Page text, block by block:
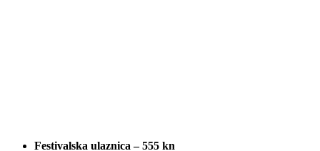
Festivalska ulaznica – 555 kn